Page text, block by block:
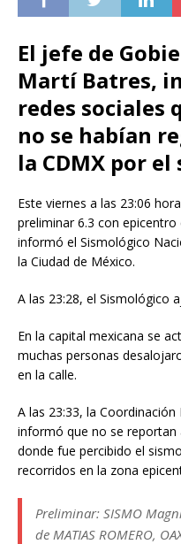
El jefe de
Martí Batres,
redes sociales
no se habían
la CDMX por el
Este viernes a las 23:06
preliminar 6.3 con
informó el Sismológico
la Ciudad de México.
A las 23:28, el Sismológico
En la capital mexicana se
muchas personas
en la calle.
A las 23:33, la
informó que no se
donde fue percibido el
recorridos en la zona
Preliminar: SISMO
de MATIAS ROMERO,